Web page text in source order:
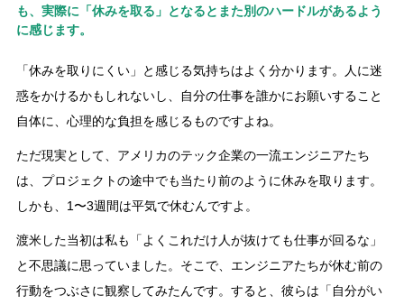
も、実際に「休みを取る」となるとまた別のハードルがあるよう
に感じます。
「休みを取りにくい」と感じる気持ちはよく分かります。人に迷
惑をかけるかもしれないし、自分の仕事を誰かにお願いすること
自体に、心理的な負担を感じるものですよね。
ただ現実として、アメリカのテック企業の一流エンジニアたち
は、プロジェクトの途中でも当たり前のように休みを取ります。
しかも、1〜3週間は平気で休むんですよ。
渡米した当初は私も「よくこれだけ人が抜けても仕事が回るな」
と不思議に思っていました。そこで、エンジニアたちが休む前の
行動をつぶさに観察してみたんです。すると、彼らは「自分がい